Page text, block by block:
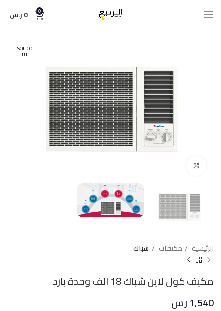
0
0 ر.س
SOLD O
UT
الرئيسية مكيفات شباك
مكيف كول لاين شباك 18 الف وحدة بارد
1,540ر.س